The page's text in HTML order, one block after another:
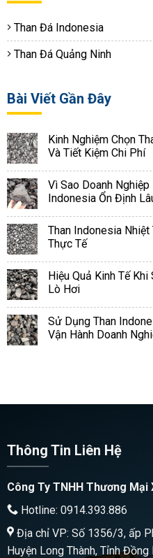
Than Đá Indonesia
Than Đá Quảng Ninh
Bài Viết Gần Đây
Kinh Nghiệm Chọn
Và Tiết Kiệm Chi Phí
Vì Sao Doanh Nghiệp
Indonesia Ổn Định
Than Indonesia Nhiệt
Thực Tế
Hiệu Quả Kinh Tế
Lò Hơi
Sử Dụng Than
Vận Hành Doanh
Thông Tin Liên Hệ
Công Ty TNHH Thương Mại
Hotline: 0914.393.886
Địa chỉ VP: Số 1356/3, ấp
Huyện Long Thành, Tỉnh Đồng